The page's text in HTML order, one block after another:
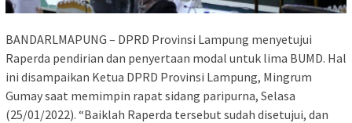
BANDARLMAPUNG – DPRD Provinsi Lampung menyetujui
Raperda pendirian dan penyertaan modal untuk lima BUMD. Hal
ini disampaikan Ketua DPRD Provinsi Lampung, Mingrum
Gumay saat memimpin rapat sidang paripurna, Selasa
(25/01/2022). “Baiklah Raperda tersebut sudah disetujui, dan